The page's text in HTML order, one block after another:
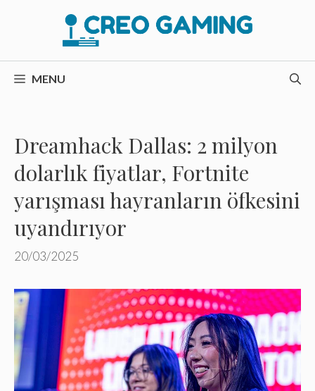
MENU
Dreamhack Dallas: 2 milyon
dolarlık fiyatlar, Fortnite
yarışması hayranların öfkesini
uyandırıyor
20/03/2025